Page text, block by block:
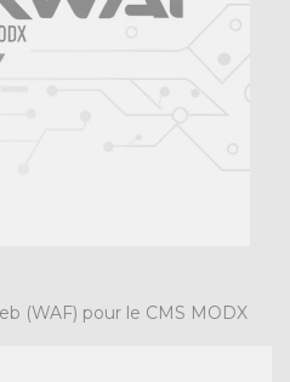
(WAF) pour le CMS MODX